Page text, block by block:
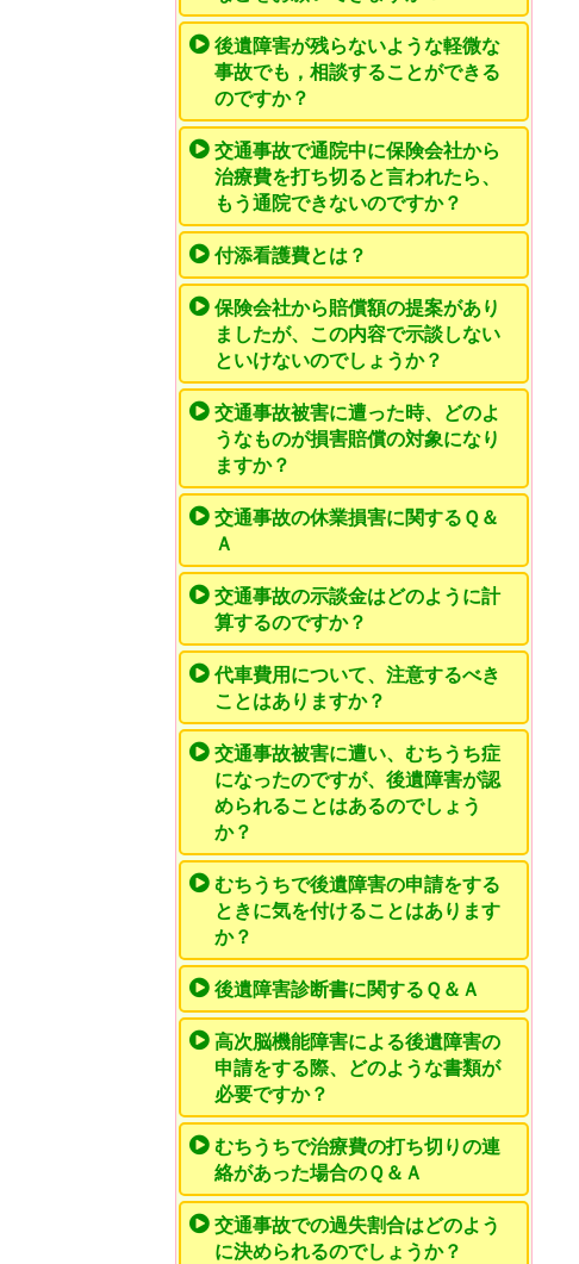
後遺障害が残らないような軽微な
事故でも，相談することができる
のですか？
交通事故で通院中に保険会社から
治療費を打ち切ると言われたら、
もう通院できないのですか？
付添看護費とは？
保険会社から賠償額の提案があり
ましたが、この内容で示談しない
といけないのでしょうか？
交通事故被害に遭った時、どのよ
うなものが損害賠償の対象になり
ますか？
交通事故の休業損害に関するＱ＆
Ａ
交通事故の示談金はどのように計
算するのですか？
代車費用について、注意するべき
ことはありますか？
交通事故被害に遭い、むちうち症
になったのですが、後遺障害が認
められることはあるのでしょう
か？
むちうちで後遺障害の申請をする
ときに気を付けることはあります
か？
後遺障害診断書に関するＱ＆Ａ
高次脳機能障害による後遺障害の
申請をする際、どのような書類が
必要ですか？
むちうちで治療費の打ち切りの連
絡があった場合のＱ＆Ａ
交通事故での過失割合はどのよう
に決められるのでしょうか？